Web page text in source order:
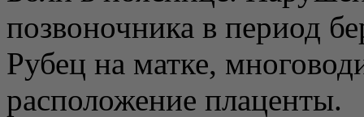
позвоночника в период
Рубец на матке,
расположение плаценты.